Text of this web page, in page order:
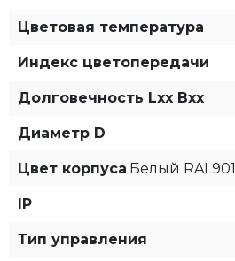
Цветовая температура
Индекс цветопередачи
Долговечность Lxx Bxx
Диаметр D
Цвет корпуса Белый
IP
Тип управления